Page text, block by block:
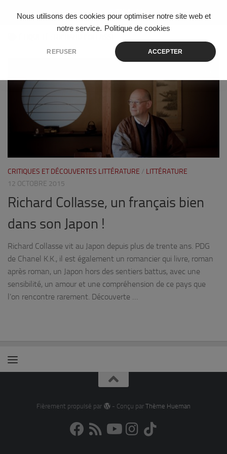
Nous utilisons des cookies pour optimiser notre site web et
notre service. Politique de cookies
REFUSER ACCEPTER
Skip to content
CRITIQUES ET DÉCOUVERTES LITTÉRATURE / LITTÉRATURE
12 OCTOBRE 2015
Richard Collasse, un français bien
dans son Japon !
Richard Collasse vit au Japon depuis plus de trente ans. PDG
de Chanel K.K., il est également un romancier qui livre, roman
après roman, un Japon hors des sentiers battus, avec une
sensibilité, un amour et une compréhension de ce pays que
l’on rencontre rarement. Découverte …
Fièrement propulsé par - Conçu par Thème Hueman